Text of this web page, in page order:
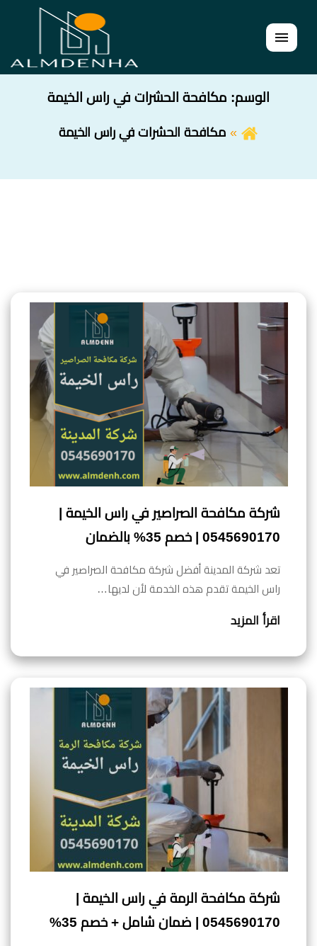
القائمة
الوسم: مكافحة الحشرات في راس الخيمة
مكافحة الحشرات في راس الخيمة
شركة مكافحة الصراصير في راس الخيمة |
0545690170 | خصم 35% بالضمان
تعد شركة المدينة أفضل شركة مكافحة الصراصير في
راس الخيمة تقدم هذه الخدمة لأن لديها…
اقرأ المزيد
شركة مكافحة الرمة في راس الخيمة |
0545690170 | ضمان شامل + خصم 35%